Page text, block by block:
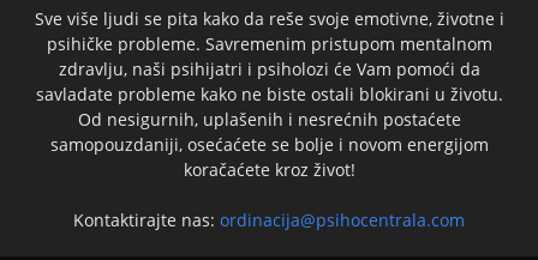
Sve više ljudi se pita kako da reše svoje emotivne, životne i
psihičke probleme. Savremenim pristupom mentalnom
zdravlju, naši psihijatri i psiholozi će Vam pomoći da
savladate probleme kako ne biste ostali blokirani u životu.
Od nesigurnih, uplašenih i nesrećnih postaćete
samopouzdaniji, osećaćete se bolje i novom energijom
koračaćete kroz život!
Kontaktirajte nas: ordinacija@psihocentrala.com